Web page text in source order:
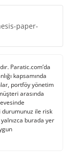
paper-
Paratic.com’da
kapsamında
portföy yönetim
arasında
durumunuz ile risk
burada yer